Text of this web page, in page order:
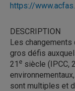
https://
DESCRIPTION
Les changements
gros défis
21 e siècle (IPCC,
sont multiples et